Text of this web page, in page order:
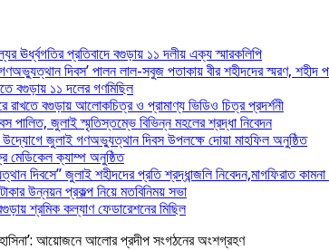
ঊর্ধ্বগতির প্রতিবাদে বগুড়ায় ১১ দলীয় এক্য স্মারকলিপি
দিবস’ পালন লাল-সবুজ পতাকায় বীর শহীদদের স্মরণ, শহীদ
বগুড়ায় ১১ দলের গণমিছিল
রাখতে বগুড়ায় আলোকচিত্র ও প্রামাণ্য ভিডিও চিত্র প্রদর্শনী
পালিত, জুলাই স্মৃতিস্তম্ভে বিভিন্ন মহলের শ্রদ্ধা নিবেদন
উদ্যোগে জুলাই গণঅভ্যুত্থান দিবস উপলক্ষে দোয়া মাহফিল অনুষ্ঠিত
মেডিকেল ক্যাম্প অনুষ্ঠিত
দিবসে” জুলাই শহীদদের প্রতি শ্রদ্ধান্জলি নিবেদন,মাগফিরাত
উন্নয়ন প্রকল্প নিয়ে মতবিনিময় সভা
শ্রমিক কল্যাণ ফেডারেশনের মিছিল
আয়োজনে আলোর প্রদীপ সংগঠনের অংশগ্রহণ